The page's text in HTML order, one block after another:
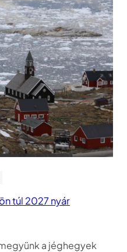
túl 2027 nyár
a jéghegyek